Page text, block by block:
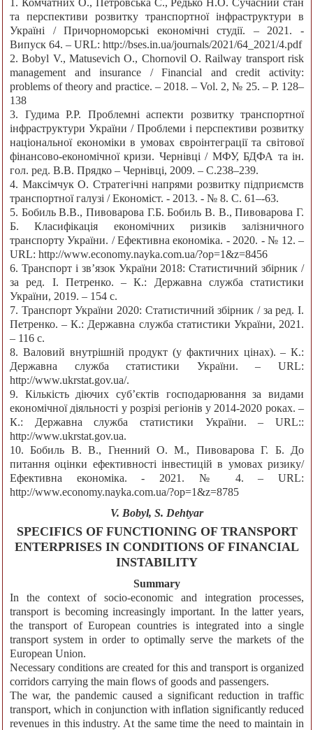
1. Комчатних О., Петровська С., Редько Н.О. Сучасний стан
та перспективи розвитку транспортної інфраструктури в
Україні / Причорноморські економічні студії. – 2021. -
Випуск 64. – URL: http://bses.in.ua/journals/2021/64_2021/4.pdf
2. Bobyl V., Matusevich O., Chornovil O. Railway transport risk
management and insurance / Financial and credit activity:
problems of theory and practice. – 2018. – Vol. 2, № 25. – P. 128–
138
3. Гудима Р.Р. Проблемні аспекти розвитку транспортної
інфраструктури України / Проблеми і перспективи розвитку
національної економіки в умовах євроінтеграції та світової
фінансово-економічної кризи. Чернівці / МФУ, БДФА та ін.
гол. ред. В.В. Прядко – Чернівці, 2009. – C.238–239.
4. Максімчук О. Стратегічні напрями розвитку підприємств
транспортної галузі / Економіст. - 2013. - № 8. С. 61–-63.
5. Бобиль В.В., Пивоварова Г.Б. Бобиль В. В., Пивоварова Г.
Б. Класифікація економічних ризиків залізничного
транспорту України. / Ефективна економіка. - 2020. - № 12. –
URL: http://www.economy.nayka.com.ua/?op=1&z=8456
6. Транспорт і зв’язок України 2018: Статистичний збірник /
за ред. І. Петренко. – К.: Державна служба статистики
України, 2019. – 154 с.
7. Транспорт України 2020: Статистичний збірник / за ред. І.
Петренко. – К.: Державна служба статистики України, 2021.
– 116 с.
8. Валовий внутрішній продукт (у фактичних цінах). – К.:
Державна служба статистики України. – URL:
http://www.ukrstat.gov.ua/.
9. Кількість діючих суб’єктів господарювання за видами
економічної діяльності у розрізі регіонів у 2014-2020 роках. –
К.: Державна служба статистики України. – URL::
http://www.ukrstat.gov.ua.
10. Бобиль В. В., Гненний О. М., Пивоварова Г. Б. До
питання оцінки ефективності інвестицій в умовах ризику/
Ефективна економіка. - 2021. № 4. – URL:
http://www.economy.nayka.com.ua/?op=1&z=8785
V. Bobyl, S. Dehtyar
SPECIFICS OF FUNCTIONING OF TRANSPORT
ENTERPRISES IN CONDITIONS OF FINANCIAL
INSTABILITY
Summary
In the context of socio-economic and integration processes,
transport is becoming increasingly important. In the latter years,
the transport of European countries is integrated into a single
transport system in order to optimally serve the markets of the
European Union.
Necessary conditions are created for this and transport is organized
corridors carrying the main flows of goods and passengers.
The war, the pandemic caused a significant reduction in traffic
transport, which in conjunction with inflation significantly reduced
revenues in this industry. At the same time the need to maintain in